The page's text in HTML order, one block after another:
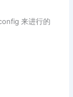
来进行的